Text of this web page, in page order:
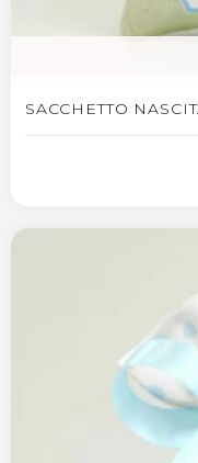
SACCHETTO